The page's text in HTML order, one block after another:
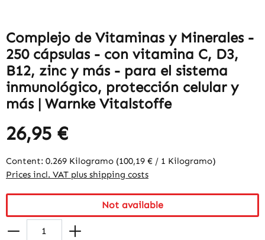
Complejo de Vitaminas y Minerales -
250 cápsulas - con vitamina C, D3,
B12, zinc y más - para el sistema
inmunológico, protección celular y
más | Warnke Vitalstoffe
26,95 €
Content: 0.269 Kilogramo (100,19 € / 1 Kilogramo)
Prices incl. VAT plus shipping costs
Not available